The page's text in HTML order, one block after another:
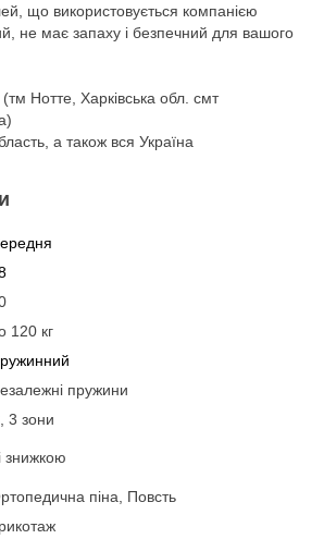
що використовується компанією
не має запаху і безпечний для вашого
Нотте, Харківська обл. смт
а також вся Україна
120 кг
пружини
3 зони
знижкою
піна, Повсть